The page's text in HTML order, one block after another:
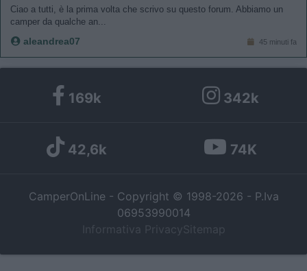
Ciao a tutti, è la prima volta che scrivo su questo forum. Abbiamo un
camper da qualche an...
aleandrea07 45 minuti fa
169k 342k
42,6k 74K
CamperOnLine - Copyright © 1998-2026 - P.Iva
06953990014
Informativa Privacy Sitemap